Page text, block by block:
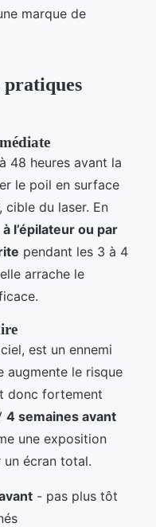
marque de
pratiques
48 heures avant la
le poil en surface
du laser. En
l’épilateur ou par
pendant les 3 à 4
arrache le
est un ennemi
augmente le risque
donc fortement
4 semaines avant
une exposition
écran total.
- pas plus tôt